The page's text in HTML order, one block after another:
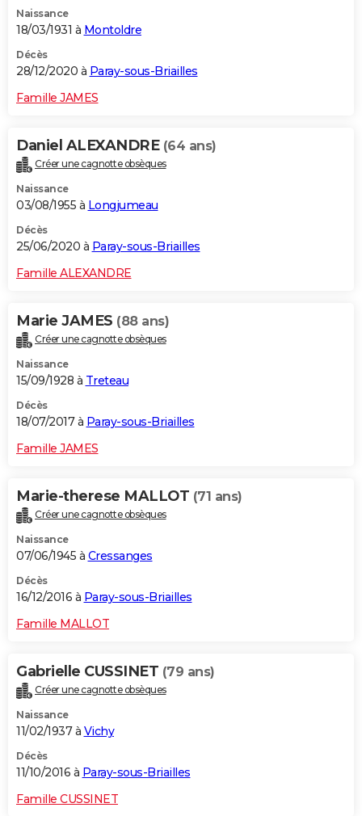
Naissance
18/03/1931 à Montoldre
Décès
28/12/2020 à Paray-sous-Briailles
Famille JAMES
Daniel ALEXANDRE (64 ans)
Créer une cagnotte obsèques
Naissance
03/08/1955 à Longjumeau
Décès
25/06/2020 à Paray-sous-Briailles
Famille ALEXANDRE
Marie JAMES (88 ans)
Créer une cagnotte obsèques
Naissance
15/09/1928 à Treteau
Décès
18/07/2017 à Paray-sous-Briailles
Famille JAMES
Marie-therese MALLOT (71 ans)
Créer une cagnotte obsèques
Naissance
07/06/1945 à Cressanges
Décès
16/12/2016 à Paray-sous-Briailles
Famille MALLOT
Gabrielle CUSSINET (79 ans)
Créer une cagnotte obsèques
Naissance
11/02/1937 à Vichy
Décès
11/10/2016 à Paray-sous-Briailles
Famille CUSSINET